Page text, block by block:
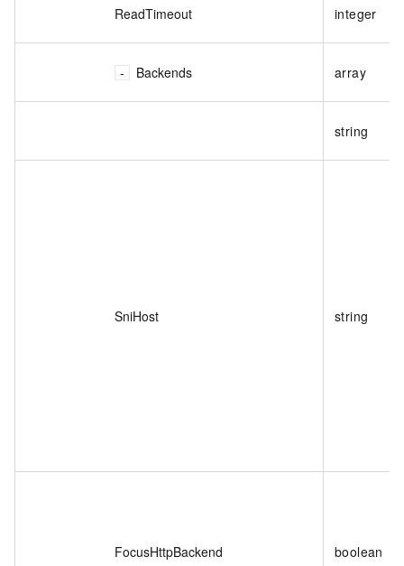
ReadTimeout integer
Backends array
string
SniHost string
FocusHttpBackend boolean